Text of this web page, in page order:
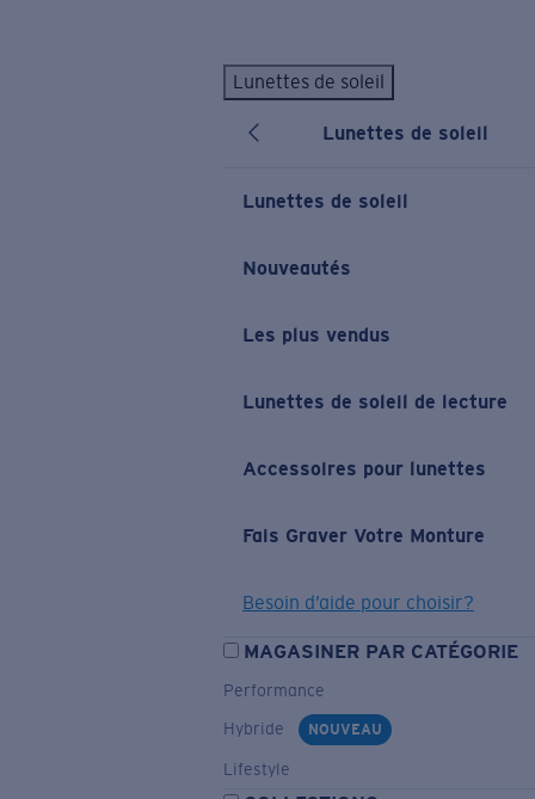
Lunettes de soleil
Lunettes de soleil
Lunettes de soleil
Nouveautés
Les plus vendus
Lunettes de soleil de lecture
Accessoires pour lunettes
Fais Graver Votre Monture
Besoin d’aide pour choisir?
MAGASINER PAR CATÉGORIE
Performance
Hybride
NOUVEAU
Lifestyle
LES PLUS RECHERCHÉS
Lunettes de soleil personnalisées Nouveau